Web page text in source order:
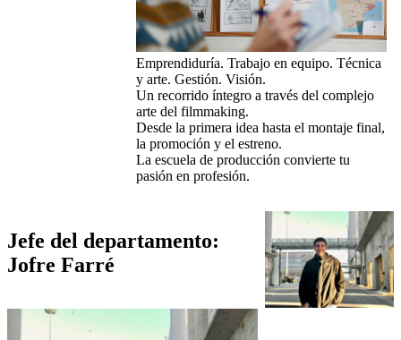
Emprendiduría. Trabajo en equipo. Técnica
y arte. Gestión. Visión.
Un recorrido íntegro a través del complejo
arte del filmmaking.
Desde la primera idea hasta el montaje final,
la promoción y el estreno.
La escuela de producción convierte tu
pasión en profesión.
Jefe del departamento:
Jofre Farré